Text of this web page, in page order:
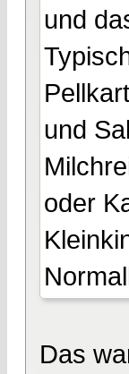
und
und
oder
Das